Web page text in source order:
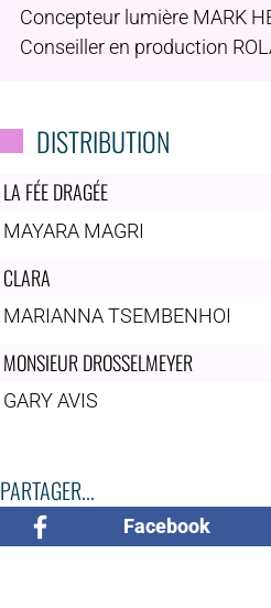
Concepteur lumière MARK
Conseiller en production
DISTRIBUTION
LA FÉE DRAGÉE
MAYARA MAGRI
CLARA
MARIANNA TSEMBENHOI
MONSIEUR DROSSELMEYER
GARY AVIS
PARTAGER...
Facebook